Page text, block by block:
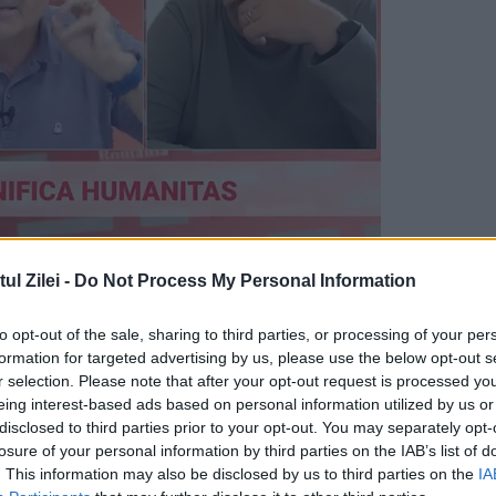
Zilei - Do Not Process My Personal Information
opt-out of the sale, sharing to third parties, or processing of your
for targeted advertising by us, please use the below opt-out
selection. Please note that after your opt-out request is processed
interest-based ads based on personal information utilized by us
to third parties prior to your opt-out. You may separately
of your personal information by third parties on the IAB’s list of
This information may also be disclosed by us to third parties on the
a evoluat alături de Daniel Prodan, pe
a fost îndurerat atunci când a aflat
și a spus că a avut o relație excelentă
Sunt cu gândul la el, a fost întotdeauna un
pentru cotidianul „Marca”. Simeone și Prodan
de Atletico în fața celor de la Athletic